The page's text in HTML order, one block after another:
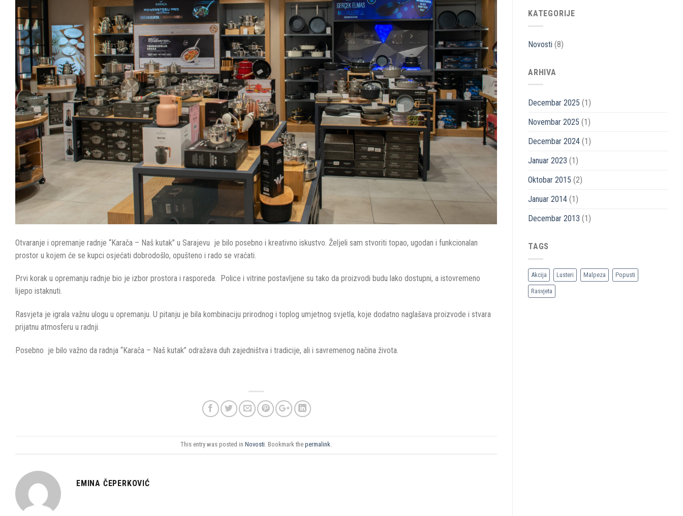
Otvaranje i opremanje radnje “Karača – Naš kutak” u Sarajevu je bilo posebno i kreativno iskustvo. Željeli sam stvoriti topao, ugodan i funkcionalan
prostor u kojem će se kupci osjećati dobrodošlo, opušteno i rado se vraćati.
Prvi korak u opremanju radnje bio je izbor prostora i rasporeda. Police i vitrine postavljene su tako da proizvodi budu lako dostupni, a istovremeno
lijepo istaknuti.
Rasvjeta je igrala važnu ulogu u opremanju. U pitanju je bila kombinaciju prirodnog i toplog umjetnog svjetla, koje dodatno naglašava proizvode i stvara
prijatnu atmosferu u radnji.
Posebno je bilo važno da radnja “Karača – Naš kutak” odražava duh zajedništva i tradicije, ali i savremenog načina života.
This entry was posted in Novosti. Bookmark the permalink.
EMINA ČEPERKOVIĆ
KATEGORIJE
Novosti (8)
ARHIVA
Decembar 2025 (1)
Novembar 2025 (1)
Decembar 2024 (1)
Januar 2023 (1)
Oktobar 2015 (2)
Januar 2014 (1)
Decembar 2013 (1)
TAGS
Akcija Lusteri Malpeza Popusti
Rasvjeta